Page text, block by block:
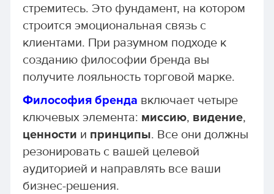
стремитесь. Это фундамент, на котором
строится эмоциональная связь с
клиентами. При разумном подходе к
созданию философии бренда вы
получите лояльность торговой марке.
Философия бренда включает четыре
ключевых элемента: миссию, видение,
ценности и принципы. Все они должны
резонировать с вашей целевой
аудиторией и направлять все ваши
бизнес-решения.